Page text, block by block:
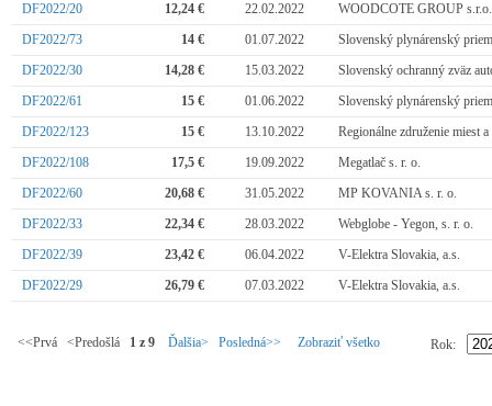
DF2022/20
12,24 € 22.02.2022
WOODCOTE GROUP s.r.o.
DF2022/73
14 € 01.07.2022
Slovenský plynárenský
DF2022/30
14,28 € 15.03.2022
Slovenský ochranný zväz
DF2022/61
15 € 01.06.2022
Slovenský plynárenský
DF2022/123
15 € 13.10.2022
Regionálne združenie miest
DF2022/108
17,5 € 19.09.2022
Megatlač s. r. o.
DF2022/60
20,68 € 31.05.2022
MP KOVANIA s. r. o.
DF2022/33
22,34 € 28.03.2022
Webglobe - Yegon, s. r. o.
DF2022/39
23,42 € 06.04.2022
V-Elektra Slovakia, a.s.
DF2022/29
26,79 € 07.03.2022 V-Elektra Slovakia, a.s.
<<Prvá <Predošlá 1 z 9 Ďalšia> Posledná>> Zobraziť všetko Rok: